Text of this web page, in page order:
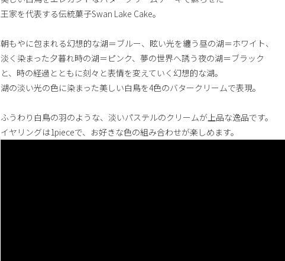
王家を代表する伝統菓子Swan Lake Cake。
朝もやに包まれる幻想的な湖＝ブルー、眩い光を纏う昼の湖＝ホワイト、
淡く染まった夕暮れ時の湖＝ピンク、夢の世界へ誘う夜の湖＝ブラック
と、時の経過とともに刻々と表情を変えていく幻想的な湖。
湖の淡い光の色に染まった美しい白鳥を4色のバタークリームで表現。
ふうわり白鳥の羽のような、淡いパステルのクリームが上品な逸品です。
イヤリングは1pieceで、お好きな色の組み合わせが楽しめます。